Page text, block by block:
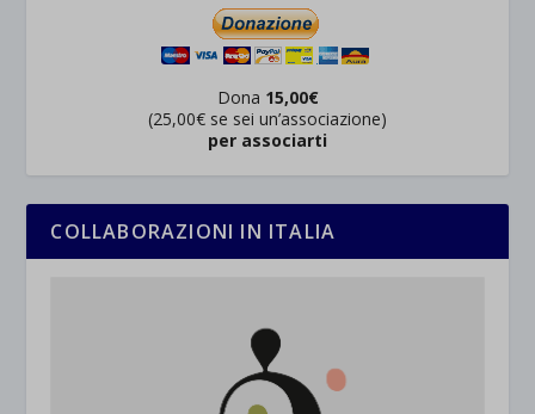
Dona 15,00€
(25,00€ se sei un’associazione)
per associarti
COLLABORAZIONI IN ITALIA